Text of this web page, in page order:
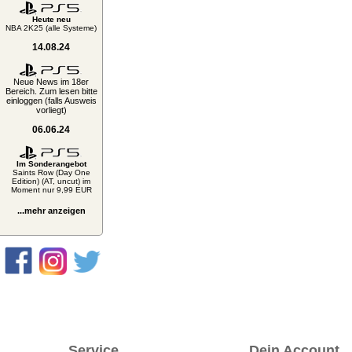
Heute neu
NBA 2K25 (alle Systeme)
14.08.24
Neue News im 18er
Bereich. Zum lesen bitte
einloggen (falls Ausweis
vorliegt)
06.06.24
Im Sonderangebot
Saints Row (Day One
Edition) (AT, uncut) im
Moment nur 9,99 EUR
...mehr anzeigen